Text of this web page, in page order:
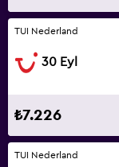
TUI Nederland
30 Eyl
₺7.226
TUI Nederland